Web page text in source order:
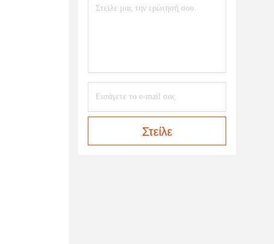
Στείλε